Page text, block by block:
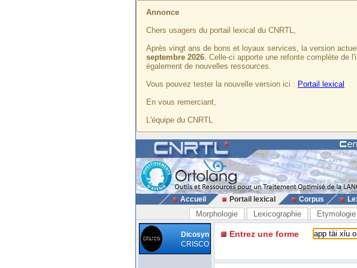
Annonce
Chers usagers du portail lexical du CNRTL,
Après vingt ans de bons et loyaux services, la version
septembre 2026. Celle-ci apporte une refonte complète de
également de nouvelles ressources.
Vous pouvez tester la nouvelle version ici : Portail lexical
En vous remerciant,
L'équipe du CNRTL
Accueil Portail lexical Corpus
Morphologie Lexicographie Etymologie
Dicosyn
CRISCO
Entrez une forme